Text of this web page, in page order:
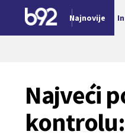
Najnovije
Najveći
kontrolu: